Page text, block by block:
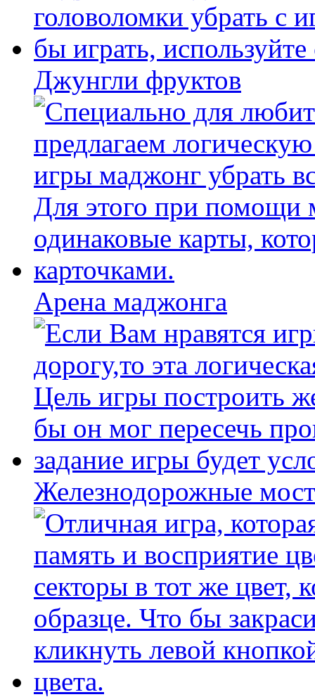
Джунгли фруктов
Арена маджонга
Железнодорожные